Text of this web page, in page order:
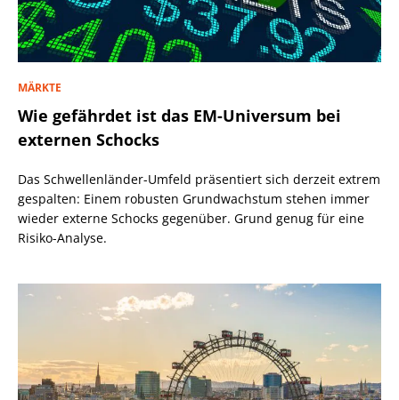
MÄRKTE
Wie gefährdet ist das EM-Universum bei
externen Schocks
Das Schwellenländer-Umfeld präsentiert sich derzeit extrem
gespalten: Einem robusten Grundwachstum stehen immer
wieder externe Schocks gegenüber. Grund genug für eine
Risiko-Analyse.